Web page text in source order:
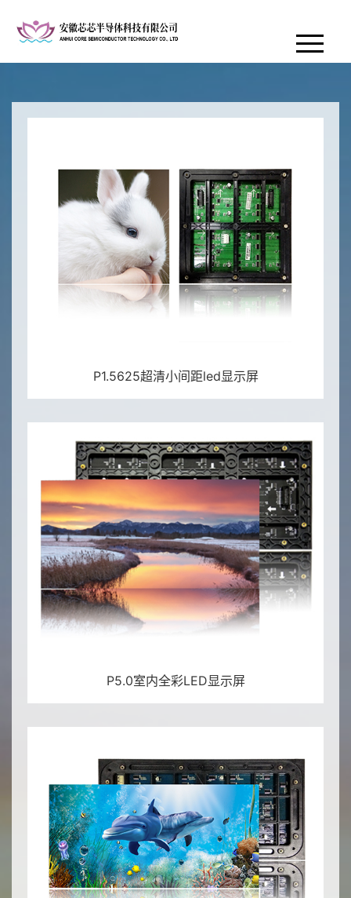
关于尊龙时凯
客户案例
荣誉资质
新闻中心
P1.5625超清小间距led显示屏
P5.0室内全彩LED显示屏